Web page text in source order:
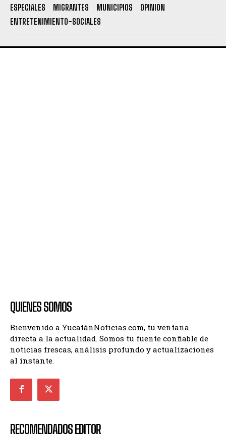
ESPECIALES MIGRANTES MUNICIPIOS
OPINION
ENTRETENIMIENTO-SOCIALES
QUIENES SOMOS
Bienvenido a YucatánNoticias.com, tu ventana
directa a la actualidad. Somos tu fuente confiable de
noticias frescas, análisis profundo y actualizaciones
al instante.
RECOMENDADOS EDITOR